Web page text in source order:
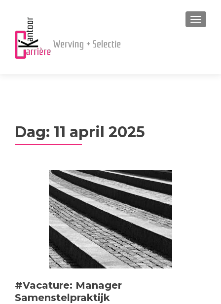
MENU
Dag: 11 april 2025
#Vacature: Manager
Samenstelpraktijk